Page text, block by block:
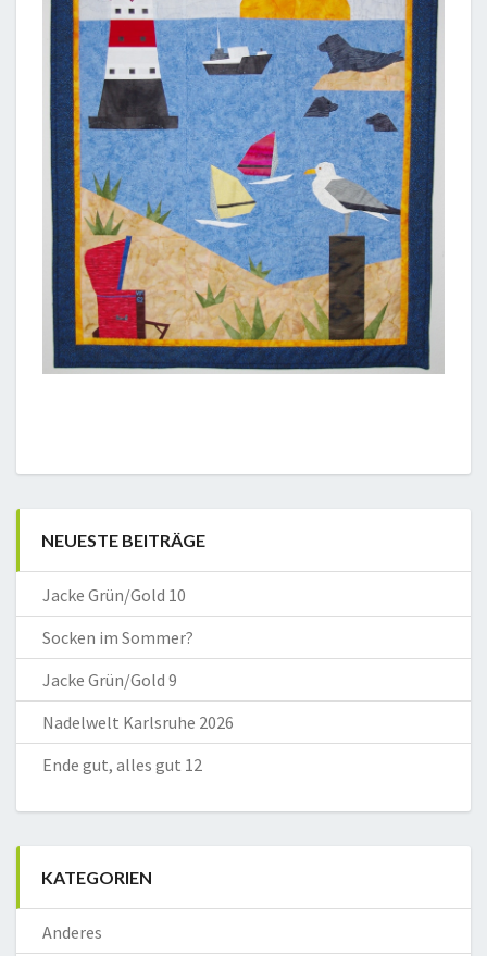
NEUESTE BEITRÄGE
Jacke Grün/Gold 10
Socken im Sommer?
Jacke Grün/Gold 9
Nadelwelt Karlsruhe 2026
Ende gut, alles gut 12
KATEGORIEN
Anderes